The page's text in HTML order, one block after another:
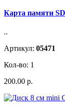
Карта памяти
..
Артикул: 05471
Кол-во: 1
200.00 р.